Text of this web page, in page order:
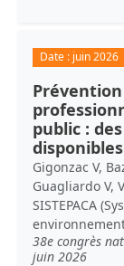
Date : juin 2026
public :
disponibles
Gigonzac V,
Guagliardo V,
SISTEPACA
38e congrès
juin 2026